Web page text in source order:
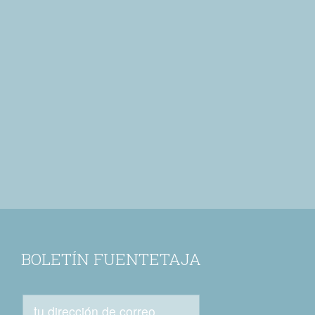
BOLETÍN FUENTETAJA